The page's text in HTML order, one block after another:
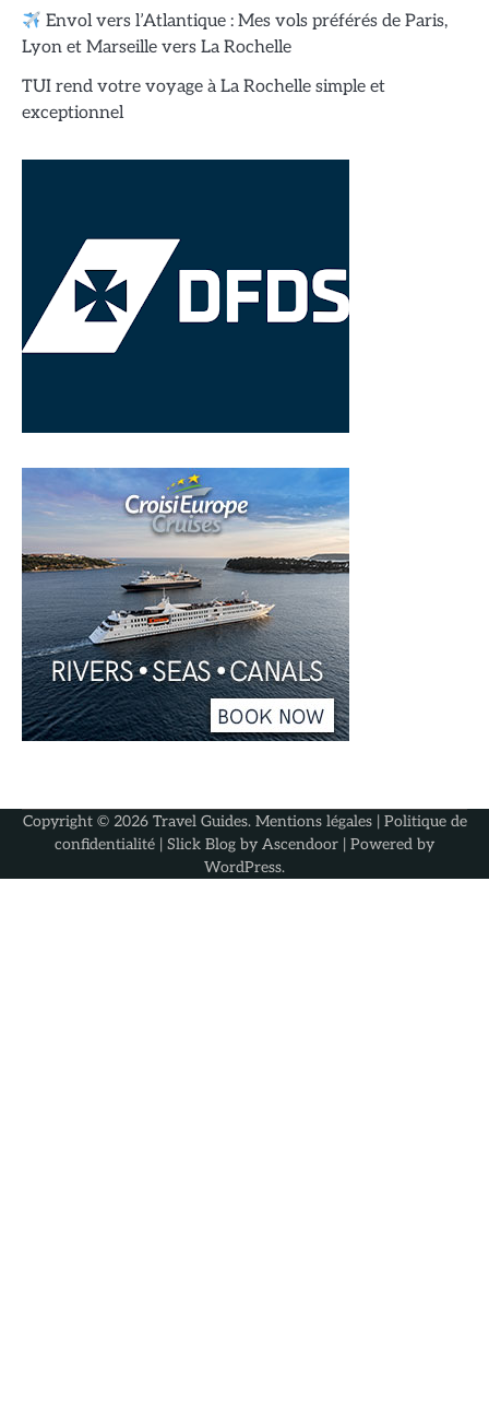
Envol vers l’Atlantique : Mes vols préférés de Paris,
Lyon et Marseille vers La Rochelle
TUI rend votre voyage à La Rochelle simple et
exceptionnel
Copyright © 2026 Travel Guides. Mentions légales| Politique de
confidentialité | Slick Blog by Ascendoor | Powered by
WordPress.